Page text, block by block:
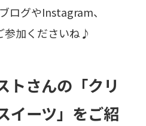
ログやInstagram、
加くださいね♪
トさんの「クリ
イーツ」をご紹